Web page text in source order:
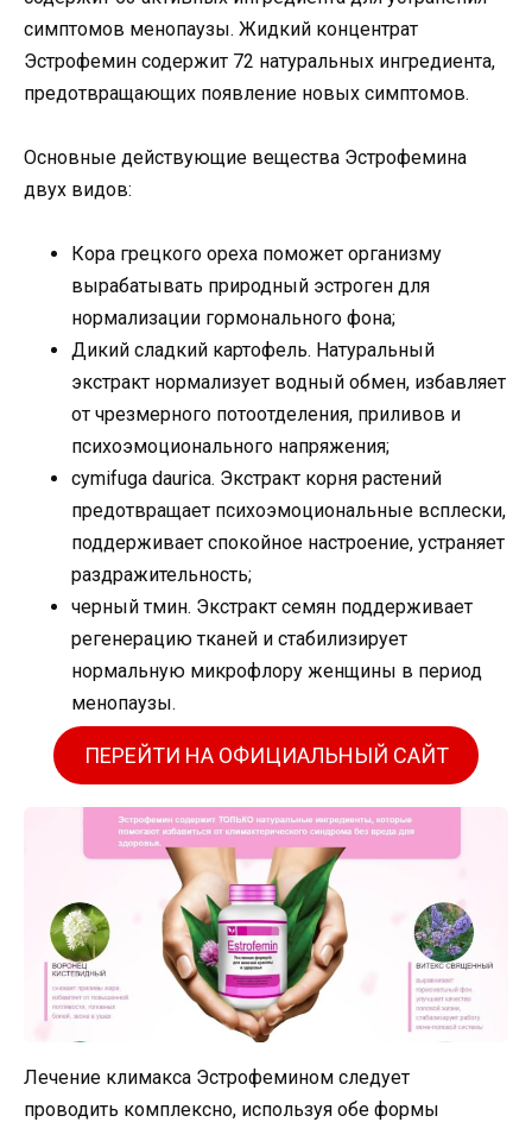
симптомов менопаузы. Жидкий концентрат
Эстрофемин содержит 72 натуральных ингредиента,
предотвращающих появление новых симптомов.
Основные действующие вещества Эстрофемина
двух видов:
Кора грецкого ореха поможет организму
вырабатывать природный эстроген для
нормализации гормонального фона;
Дикий сладкий картофель. Натуральный
экстракт нормализует водный обмен, избавляет
от чрезмерного потоотделения, приливов и
психоэмоционального напряжения;
cymifuga daurica. Экстракт корня растений
предотвращает психоэмоциональные всплески,
поддерживает спокойное настроение, устраняет
раздражительность;
черный тмин. Экстракт семян поддерживает
регенерацию тканей и стабилизирует
нормальную микрофлору женщины в период
менопаузы.
ПЕРЕЙТИ НА ОФИЦИАЛЬНЫЙ САЙТ
Лечение климакса Эстрофемином следует
проводить комплексно, используя обе формы